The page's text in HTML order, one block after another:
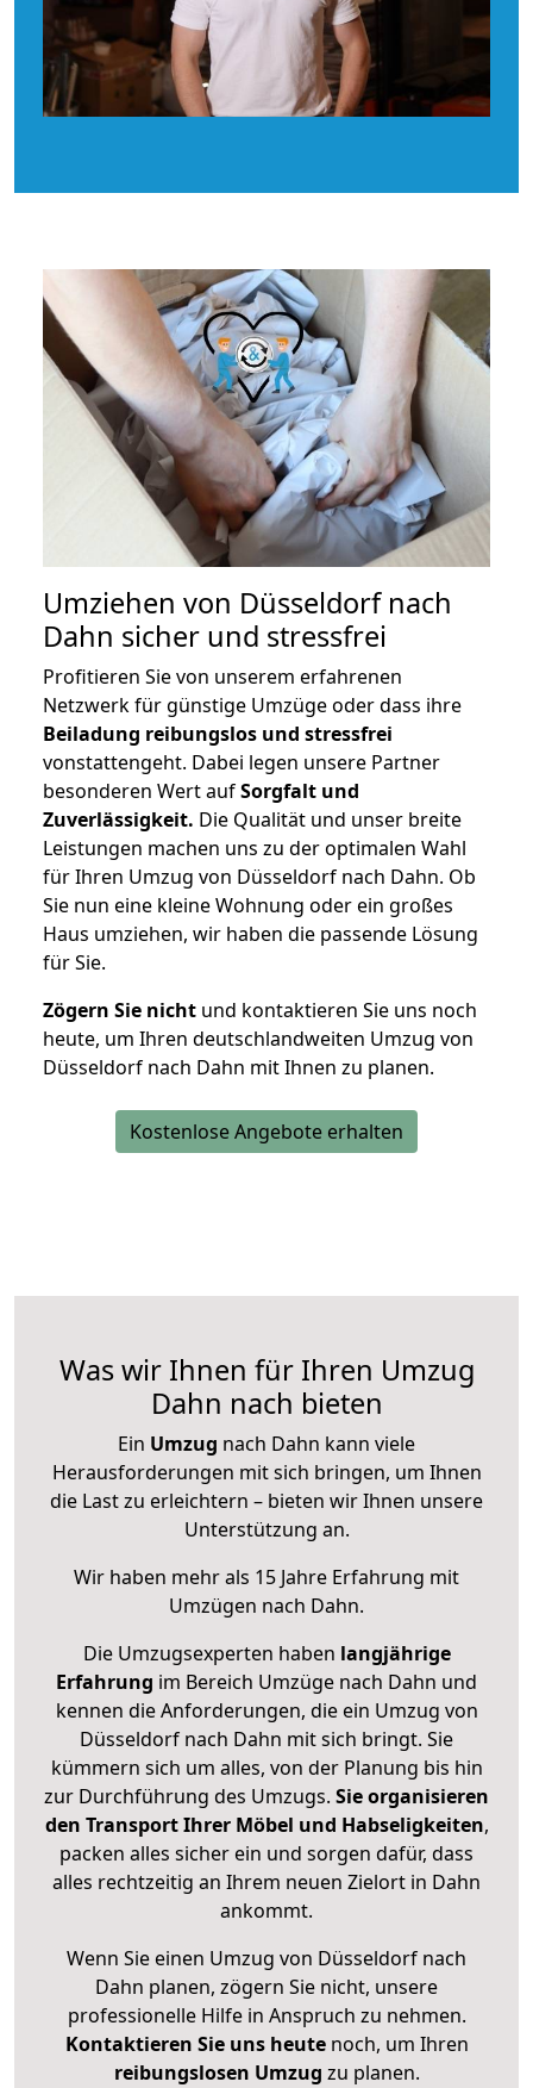
Umziehen von Düsseldorf nach
Dahn sicher und stressfrei
Profitieren Sie von unserem erfahrenen
Netzwerk für günstige Umzüge oder dass ihre
Beiladung reibungslos und stressfrei
vonstattengeht. Dabei legen unsere Partner
besonderen Wert aufSorgfalt und
Zuverlässigkeit. Die Qualität und unser breite
Leistungen machen uns zu der optimalen Wahl
für Ihren Umzug von Düsseldorf nach Dahn. Ob
Sie nun eine kleine Wohnung oder ein großes
Haus umziehen, wir haben die passende Lösung
für Sie.
Zögern Sie nicht und kontaktieren Sie uns noch
heute, um Ihren deutschlandweiten Umzug von
Düsseldorf nach Dahn mit Ihnen zu planen.
Kostenlose Angebote erhalten
Was wir Ihnen für Ihren Umzug
Dahn nach bieten
Ein Umzug nach Dahn kann viele
Herausforderungen mit sich bringen, um Ihnen
die Last zu erleichtern – bieten wir Ihnen unsere
Unterstützung an.
Wir haben mehr als 15 Jahre Erfahrung mit
Umzügen nach Dahn.
Die Umzugsexperten haben langjährige
Erfahrung im Bereich Umzüge nach Dahn und
kennen die Anforderungen, die ein Umzug von
Düsseldorf nach Dahn mit sich bringt. Sie
kümmern sich um alles, von der Planung bis hin
zur Durchführung des Umzugs. Sie organisieren
den Transport Ihrer Möbel und Habseligkeiten,
packen alles sicher ein und sorgen dafür, dass
alles rechtzeitig an Ihrem neuen Zielort in Dahn
ankommt.
Wenn Sie einen Umzug von Düsseldorf nach
Dahn planen, zögern Sie nicht, unsere
professionelle Hilfe in Anspruch zu nehmen.
Kontaktieren Sie uns heutenoch, um Ihren
reibungslosen Umzug zu planen.